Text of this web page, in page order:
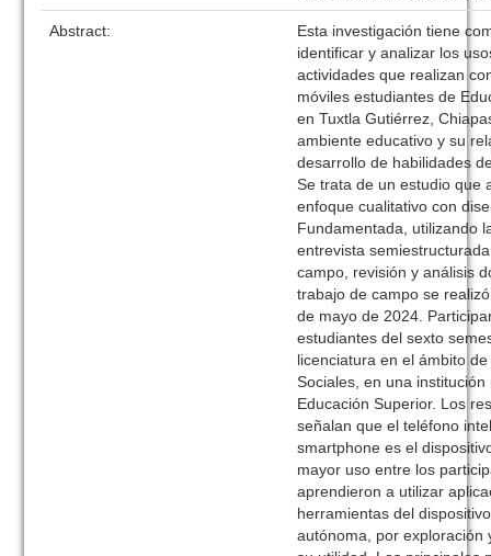
Abstract:
Esta investigación tiene
identificar y analizar los
actividades que realizan
móviles estudiantes de
en Tuxtla Gutiérrez,
ambiente educativo y su
desarrollo de habilidades
Se trata de un estudio que
enfoque cualitativo con
Fundamentada, utilizando
entrevista
campo, revisión y análisis
trabajo de campo se
de mayo de 2024.
estudiantes del sexto
licenciatura en el ámbito
Sociales, en una institución
Educación Superior. Los
señalan que el teléfono
smartphone es el
mayor uso entre los
aprendieron a utilizar
herramientas del
autónoma, por exploración